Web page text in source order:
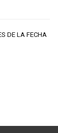
DE LA FECHA